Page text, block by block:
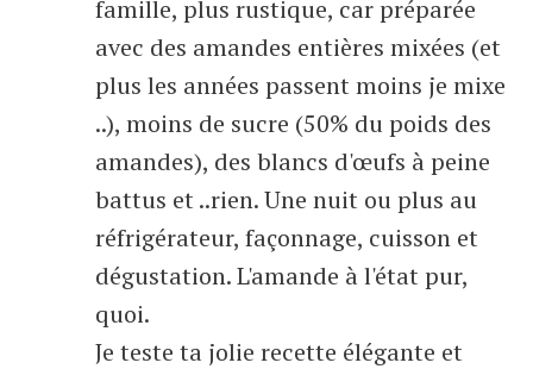
famille, plus rustique, car préparée
avec des amandes entières mixées (et
plus les années passent moins je mixe
..), moins de sucre (50% du poids des
amandes), des blancs d'œufs à peine
battus et ..rien. Une nuit ou plus au
réfrigérateur, façonnage, cuisson et
dégustation. L'amande à l'état pur,
quoi.
Je teste ta jolie recette élégante et